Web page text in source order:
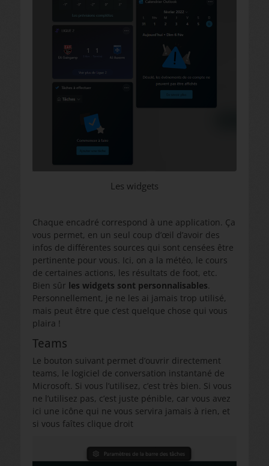
Les widgets
Chaque encadré correspond à une application. Ça
vous permet, en un seul coup d’œil d’avoir des
infos de différentes sources qui sont censées être
pertinente pour vous. Ici, on a la météo, le cours
de certaines actions, les résultats de foot, etc.
Bien sûr les widgets sont personnalisables
Personnellement, je ne les ai jamais trop utilisé,
mais peut être que c’est quelque chose qui vous
plaira !
Teams
Le bouton suivant permet d’ouvrir directement
teams, le logiciel de conversation instantané de
Microsoft. Si vous l’utilisez, c’est très bien. Si vous
ne l’utilisez pas, c’est juste pénible, car vous avez
ici une icône qui ne vous servira jamais à rien, et
si vous faîtes clique droit